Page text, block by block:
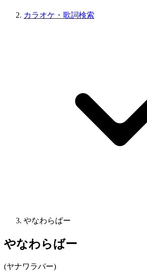
カラオケ・歌詞検索
やなわらばー
やなわらばー
(ヤナワラバー)